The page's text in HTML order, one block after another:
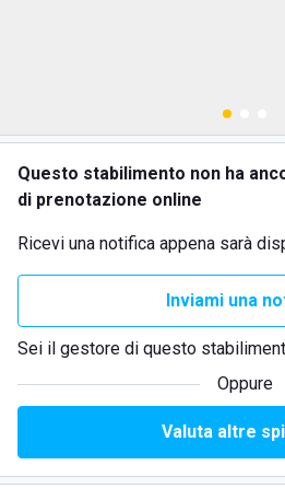
Questo stabilimento non ha
di prenotazione online
Ricevi una notifica appena sarà
Inviami una
Sei il gestore di questo
Oppure
Valuta altre